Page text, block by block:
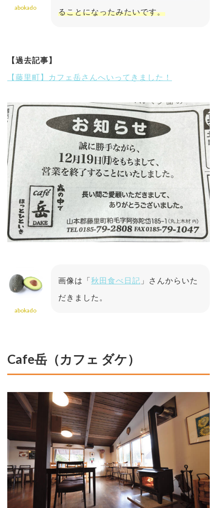
abokado
ることになったみたいです。
【過去記事】
【藤里町】カフェ岳さんへいってきました！
abokado
画像は「秋田食べ日記 」さんからいた
だきました。
Cafe岳（カフェ ダケ）